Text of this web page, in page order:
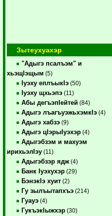
Зытеухуахэр
"Адыгэ псалъэм" и
хьэщIэщым (5)
Iуэху еплъыкIэ (50)
Iуэху щхьэпэ (11)
Абы дегъэпIейтей (84)
Адыгэ лъагъуэжьхэмкIэ (4)
Адыгэ хабзэ (9)
Адыгэ цIэрыIуэхэр (4)
Адыгэбзэм и махуэм
ирихьэлIэу (11)
Адыгэбзэр ядж (4)
Банк Iуэхухэр (29)
БэнэкIэ хуит (2)
Гу зылъытапхъэ (214)
Гуауэ (4)
ГукъэкIыжхэр (30)